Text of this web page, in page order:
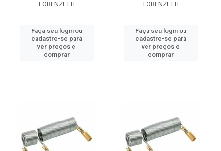
LORENZETTI
Faça seu login ou
cadastre-se para
ver preços e
comprar
LORENZETTI
Faça seu login ou
cadastre-se para
ver preços e
comprar